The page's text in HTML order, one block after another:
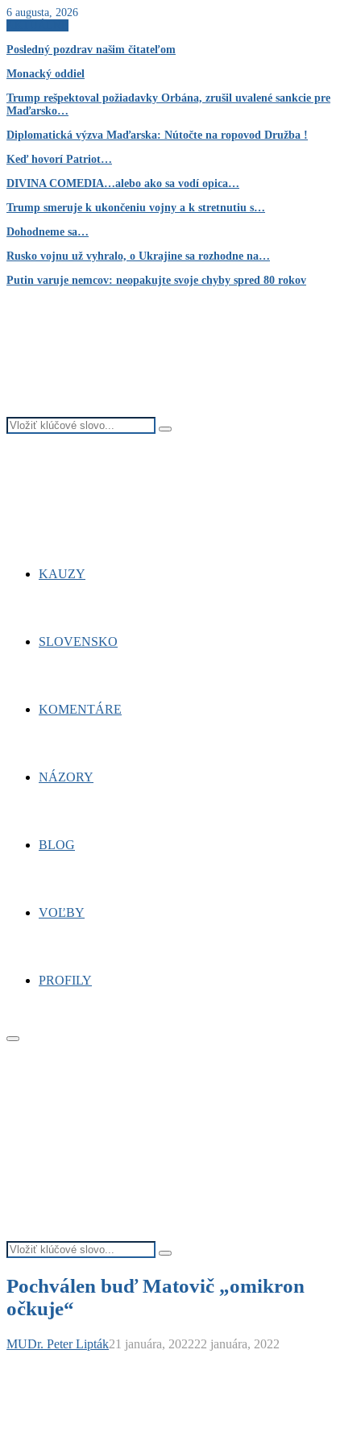
6 augusta, 2026
Posledný pozdrav našim čitateľom
Monacký oddiel
Trump rešpektoval požiadavky Orbána, zrušil uvalené sankcie pre
Maďarsko…
Diplomatická výzva Maďarska: Nútočte na ropovod Družba !
Keď hovorí Patriot…
DIVINA COMEDIA…alebo ako sa vodí opica…
Trump smeruje k ukončeniu vojny a k stretnutiu s…
Dohodneme sa…
Rusko vojnu už vyhralo, o Ukrajine sa rozhodne na…
Putin varuje nemcov: neopakujte svoje chyby spred 80 rokov
Search
Search
KAUZY
SLOVENSKO
KOMENTÁRE
NÁZORY
BLOG
VOĽBY
PROFILY
Primary
Search
for:
Search
Pochválen buď Matovič „omikron
očkuje“
MUDr. Peter Lipták21 januára, 202222 januára, 2022